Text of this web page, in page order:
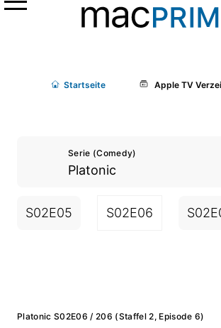
Menü
Startseite Apple TV
Serie (Comedy)
Platonic
S02E05 S02E06
Platonic S02E06 / 206 (Staffel 2, Episode 6)